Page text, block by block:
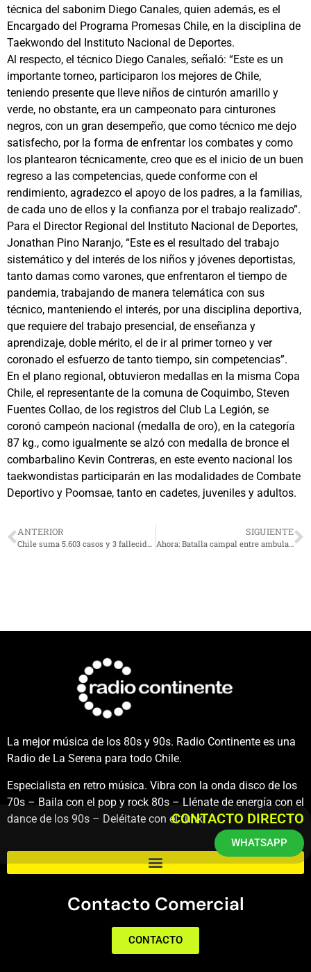
técnica del sabonim Diego Canales, quien además, es el
Encargado del Programa Promesas Chile, en la disciplina de
Taekwondo del Instituto Nacional de Deportes.
Al respecto, el técnico Diego Canales, señaló: “Este es un
importante torneo, participaron los mejores de Chile,
teniendo presente que lleve niños de cinturón amarillo y
verde, no obstante, era un campeonato para cinturones
negros, con un gran desempeño, que como técnico me dejo
satisfecho, por la forma de enfrentar los combates y como
los plantearon técnicamente, creo que es el inicio de un buen
regreso a las competencias, quede conforme con el
rendimiento, agradezco el apoyo de los padres, a la familias,
de cada uno de ellos y la confianza por el trabajo realizado”.
Para el Director Regional del Instituto Nacional de Deportes,
Jonathan Pino Naranjo, “Este es el resultado del trabajo
sistemático y del interés de los niños y jóvenes deportistas,
tanto damas como varones, que enfrentaron el tiempo de
pandemia, trabajando de manera telemática con sus
técnico, manteniendo el interés, por una disciplina deportiva,
que requiere del trabajo presencial, de enseñanza y
aprendizaje, doble mérito, el de ir al primer torneo y ver
coronado el esfuerzo de tanto tiempo, sin competencias”.
En el plano regional, obtuvieron medallas en la misma Copa
Chile, el representante de la comuna de Coquimbo, Steven
Fuentes Collao, de los registros del Club La Legión, se
coronó campeón nacional (medalla de oro), en la categoría
87 kg., como igualmente se alzó con medalla de bronce el
combarbalino Kevin Contreras, en este evento nacional los
taekwondistas participarán en las modalidades de Combate
Deportivo y Poomsae, tanto en cadetes, juveniles y adultos.
ANTERIOR
Chile suma 5.603 casos y 3 fallecidos, hoy se registra el miércoles con menos contagios en 11 semanas
SIGUIENTE
Ahora: Batalla campal entre ambulantes e inspectores municipales de La Serena
La mejor música de los 80s y 90s. Radio Continente es una
Radio de La Serena para todo Chile.
Especialista en retro música. Vibra con la onda disco de los
70s – Baila con el pop y rock 80s – Llénate de energía con el
dance de los 90s – Deléitate con el funk.
Contacto Comercial
CONTACTO
CONTACTO DIRECTO
WHATSAPP